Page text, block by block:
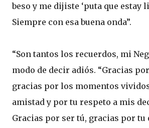
beso y me dijiste ‘puta que estay
Siempre con esa buena onda”.
“Son tantos los recuerdos, mi
modo de decir adiós. “Gracias
gracias por los momentos
amistad y por tu respeto a mis
Gracias por ser tú, gracias por tu